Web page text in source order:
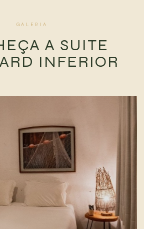
GALERIA
A SUITE
INFERIOR